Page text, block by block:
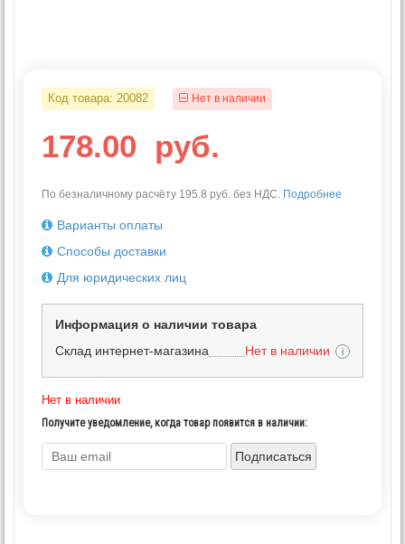
Код товара: 20082 Нет в наличии
178.00 руб.
По безналичному расчёту 195.8 руб. без НДС. Подробнее
Варианты оплаты
Способы доставки
Для юридических лиц
Информация о наличии товара
Склад интернет-магазина
Нет в наличии i
Нет в наличии
Получите уведомление, когда товар появится в наличии:
Подписаться